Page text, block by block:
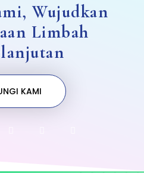
Wujudkan
Limbah
KAMI